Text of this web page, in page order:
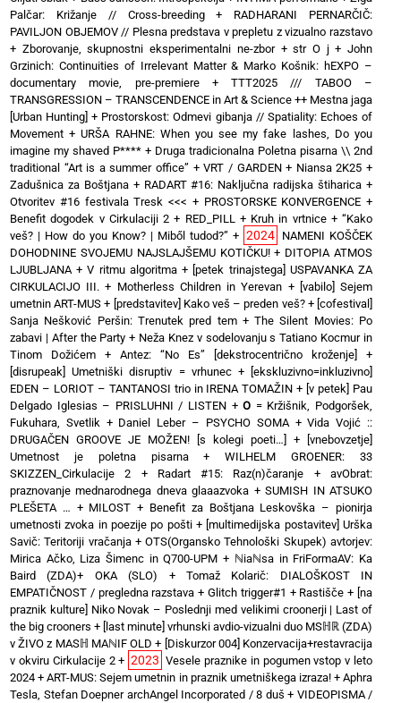
Palčar: Križanje // Cross-breeding+ RADHARANI PERNARČIČ:
PAVILJON OBJEMOV // Plesna predstava v prepletu z vizualno razstavo
+ Zborovanje, skupnostni eksperimentalni ne-zbor+str O j+John
Grzinich: Continuities of Irrelevant Matter & Marko Košnik: hEXPO –
documentary movie, pre-premiere+TTT2025 /// TABOO –
TRANSGRESSION – TRANSCENDENCE in Art & Science ++ Mestna jaga
[Urban Hunting] + Prostorskost: Odmevi gibanja // Spatiality: Echoes of
Movement +URŠA RAHNE: When you see my fake lashes, Do you
imagine my shaved P**** + Druga tradicionalna Poletna pisarna \\ 2nd
traditional “Art is a summer office” +VRT / GARDEN+ Niansa 2K25 +
Zadušnica za Boštjana+ RADART #16: Naključna radijska štiharica +
Otvoritev #16 festivala Tresk <<< + PROSTORSKE KONVERGENCE +
Benefit dogodek v Cirkulaciji 2 + RED_PILL+ Kruh in vrtnice+ “Kako
veš? | How do you Know? | Miből tudod?” + 2024 NAMENI KOŠČEK
DOHODNINE SVOJEMU NAJSLAJŠEMU KOTIČKU!+ DITOPIA ATMOS
LJUBLJANA+V ritmu algoritma+ [petek trinajstega] USPAVANKA ZA
CIRKULACIJO III. + Motherless Children in Yerevan + [vabilo] Sejem
umetnin ART-MUS + [predstavitev] Kako veš – preden veš?+ [cofestival]
Sanja Nešković Peršin: Trenutek pred tem+The Silent Movies: Po
zabavi | After the Party + Neža Knez v sodelovanju s Tatiano Kocmur in
Tinom Dožićem + Antez: “No Es” [dekstrocentrično kroženje]
+
[disrupeak] Umetniški disruptiv = vrhunec+
[ekskluzivno=inkluzivno]
EDEN – LORIOT – TANTANOSI trio in IRENA TOMAŽIN + [v petek] Pau
Delgado Iglesias – PRISLUHNI / LISTEN +O = Kržišnik, Podgoršek,
Fukuhara, Svetlik+ Daniel Leber – PSYCHO SOMA+Vida Vojić ::
DRUGAČEN GROOVE JE MOŽEN! [s kolegi poeti…]
+
[vnebovzetje]
Umetnost je poletna pisarna+WILHELM GROENER: 33
SKIZZEN_Cirkulacije 2 + Radart #15: Raz(n)čaranje +avObrat:
praznovanje mednarodnega dneva glaaazvoka +SUMISH IN ATSUKO
PLEŠETA … + MILOST + Benefit za Boštjana Leskovška – pionirja
umetnosti zvoka in poezije po pošti+ [multimedijska postavitev] Urška
Savič: Teritoriji vračanja+OTS(Organsko Tehnološki Skupek) avtorjev:
Mirica Ačko, Liza Šimenc in Q700-UPM + ℕiaℕsa in FriFormaAV: Ka
Baird (ZDA)+ OKA (SLO) + Tomaž Kolarič: DIALOŠKOST IN
EMPATIČNOST / pregledna razstava +Glitch trigger#1 + Rastišče + [na
praznik kulture] Niko Novak – Poslednji med velikimi croonerji | Last of
the big crooners + [last minute] vrhunski avdio-vizualni duo MSℍℝ (ZDA)
v ŽIVO z MASℍ MAℕIF OLD + [Diskurzor 004] Konzervacija+restavracija
v okviru Cirkulacije 2+ 2023 Vesele praznike in pogumen vstop v leto
2024 +ART-MUS: Sejem umetnin in praznik umetniškega izraza!+Aphra
Tesla, Stefan Doepner archAngel Incorporated / 8 duš + VIDEOPISMA /